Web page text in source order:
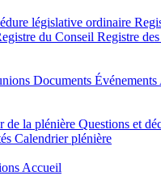
législative ordinaire
du Conseil Registre
Documents Événements
de la plénière Questions et
Calendrier plénière
Accueil